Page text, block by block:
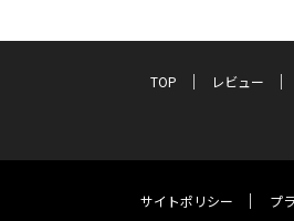
TOP レビュー
サイトポリシー プ